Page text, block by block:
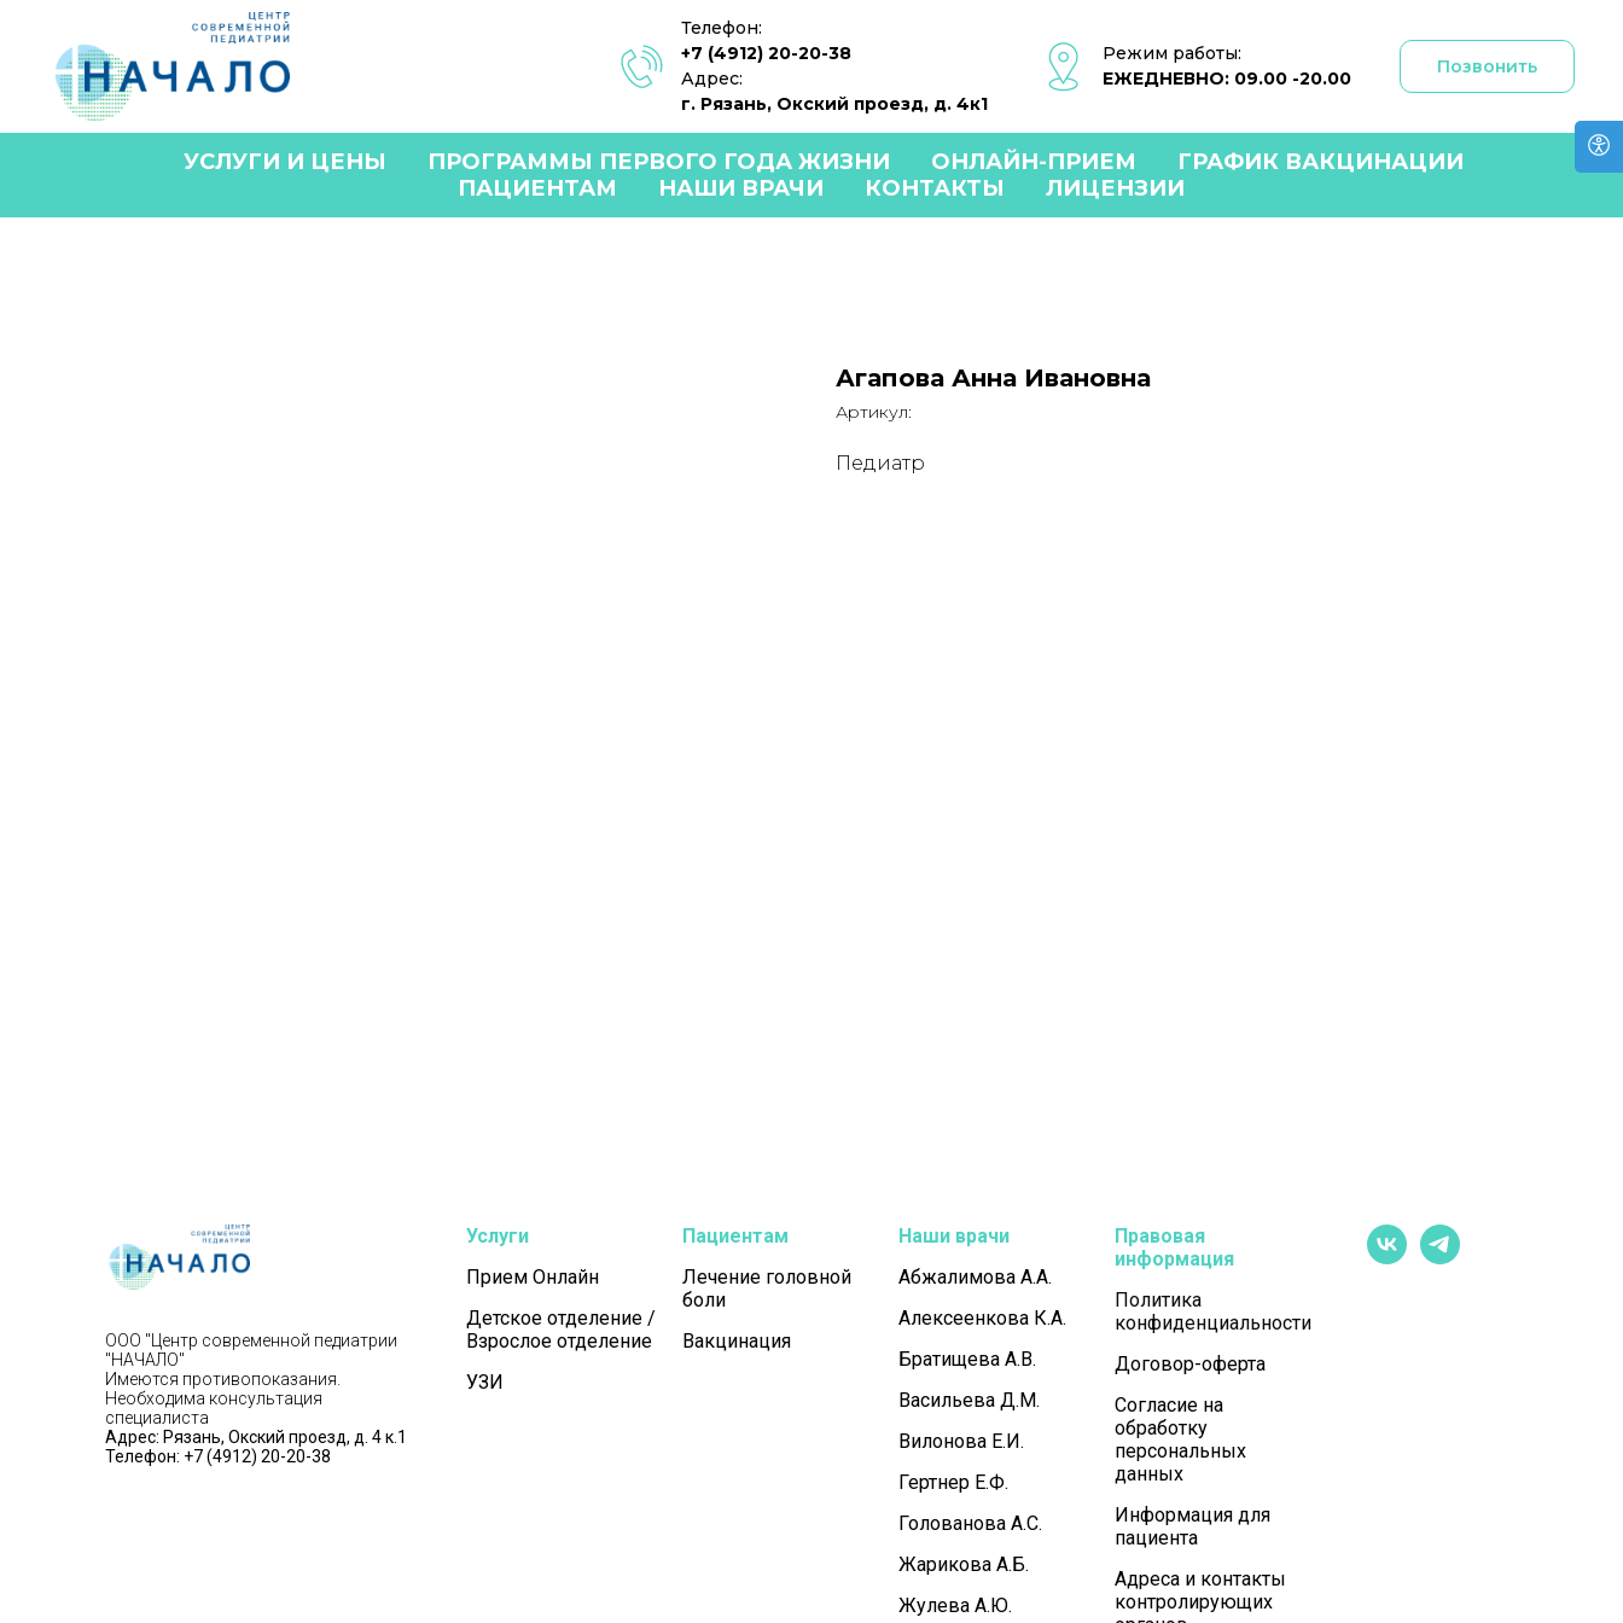
Телефон:
+7 (4912) 20-20-38
Адрес:
г. Рязань, Окский проезд, д. 4к1
Режим работы:
ЕЖЕДНЕВНО: 09.00 -20.00
Позвонить
УСЛУГИ И ЦЕНЫ ПРОГРАММЫ ПЕРВОГО ГОДА ЖИЗНИ ОНЛАЙН-ПРИЕМ
ГРАФИК ВАКЦИНАЦИИ
ПАЦИЕНТАМ
НАШИ ВРАЧИ КОНТАКТЫ ЛИЦЕНЗИИ
Агапова Анна Ивановна
Артикул:
Педиатр
ООО "Центр современной педиатрии
"НАЧАЛО"
Имеются противопоказания.
Необходима консультация
специалиста
Адрес: Рязань, Окский проезд, д. 4 к.1
Телефон: +7 (4912) 20-20-38
Услуги
Прием Онлайн
Детское отделение /
Взрослое отделение
УЗИ
Пациентам
Лечение головной
боли
Вакцинация
Наши врачи
Абжалимова А.А.
Алексеенкова К.А.
Братищева А.В.
Васильева Д.М.
Вилонова Е.И.
Гертнер Е.Ф.
Голованова А.С.
Жарикова А.Б.
Жулева А.Ю.
Правовая
информация
Политика
конфиденциальности
Договор-оферта
Согласие на
обработку
персональных
данных
Информация для
пациента
Адреса и контакты
контролирующих